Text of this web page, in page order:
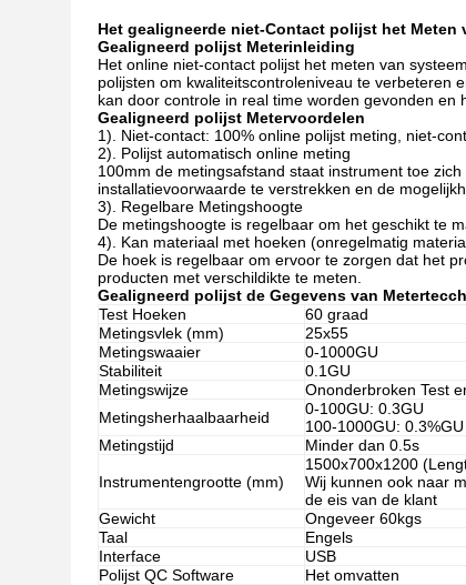
Het gealigneerde niet-Contact polijst het Meten
Gealigneerd polijst Meterinleiding
Het online niet-contact polijst het meten van
polijsten om kwaliteitscontroleniveau te verbeteren
kan door controle in real time worden gevonden en
Gealigneerd polijst Metervoordelen
1). Niet-contact: 100% online polijst meting, niet-
2). Polijst automatisch online meting
100mm de metingsafstand staat instrument toe
installatievoorwaarde te verstrekken en de
3). Regelbare Metingshoogte
De metingshoogte is regelbaar om het geschikt te
4). Kan materiaal met hoeken (onregelmatig
De hoek is regelbaar om ervoor te zorgen dat het
producten met verschildikte te meten.
Gealigneerd polijst de Gegevens van
Test Hoeken
60 graad
Metingsvlek (mm)
25x55
Metingswaaier
0-1000GU
Stabiliteit
0.1GU
Metingswijze
Ononderbroken Test
Metingsherhaalbaarheid
0-100GU: 0.3GU
100-1000GU: 0.3%GU
Metingstijd
Minder dan 0.5s
Instrumentengrootte (mm)
1500x700x1200
Wij kunnen ook naar
de eis van de klant
Gewicht
Ongeveer 60kgs
Taal
Engels
Interface
USB
Polijst QC Software
Het omvatten